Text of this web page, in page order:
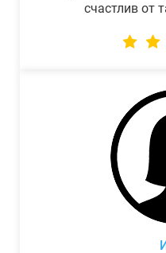
счастлив от